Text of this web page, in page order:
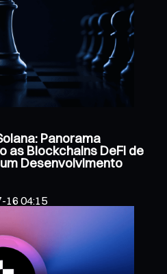
Panorama
Blockchains DeFi de
Desenvolvimento
16 04:15